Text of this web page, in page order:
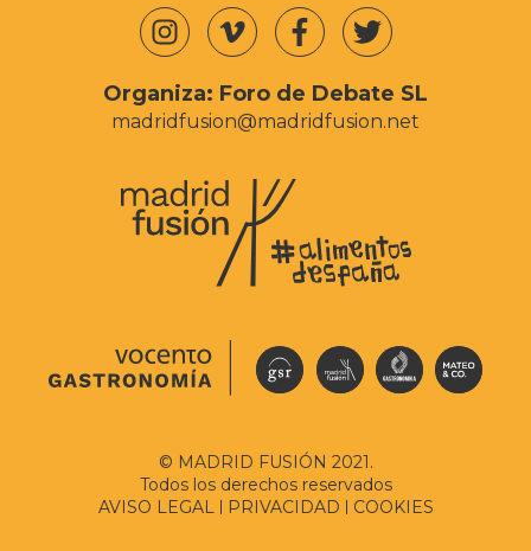
Organiza: Foro de Debate SL
madridfusion@madridfusion.net
© MADRID FUSIÓN 2021.
Todos los derechos reservados
AVISO LEGAL
PRIVACIDAD COOKIES